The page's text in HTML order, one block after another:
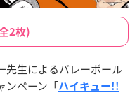
2枚)
先生によるバレーボール
ンペーン「ハイキュー!!